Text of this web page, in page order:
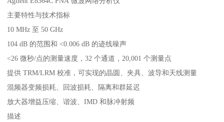
主要特性与技术指标
10 MHz 至 50 GHz
104 dB 的范围和 <0.006 dB 的迹线噪声
<26 微秒/点的测量速度，32 个通道，20,001 个测量点
提供 TRM/LRM 校准，可实现的晶圆、夹具、波导和天线测量
混频器变频损耗、回波损耗、隔离和群延迟
放大器增益压缩、谐波、IMD 和脉冲射频
描述